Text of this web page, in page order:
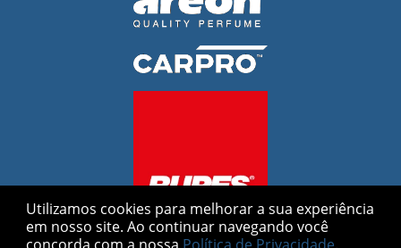
Utilizamos cookies para melhorar a sua experiência
em nosso site. Ao continuar navegando você